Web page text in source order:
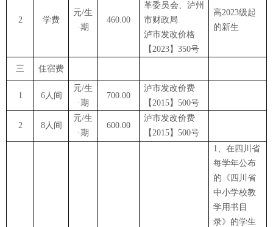
2 学费
元/生
·期
460.00
革委员会、泸州
市财政局
泸市发改价格
【2023】350号
高2023级起
的新生
三 住宿费
1 6人间
元/生
·期
700.00
泸市发改价费
【2015】500号
2 8人间
元/生
·期
600.00
泸市发改价费
【2015】500号
1、在四川省
每学年公布
的《四川省
中小学校教
学用书目
录》的学生